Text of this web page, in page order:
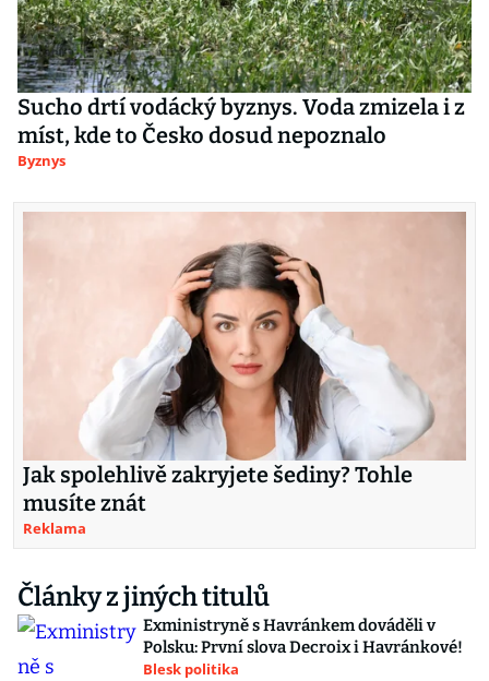
Sucho drtí vodácký byznys. Voda zmizela i z
míst, kde to Česko dosud nepoznalo
Byznys
Jak spolehlivě zakryjete šediny? Tohle
musíte znát
Reklama
Články z jiných titulů
Exministryně s Havránkem dováděli v
Polsku: První slova Decroix i Havránkové!
Blesk politika